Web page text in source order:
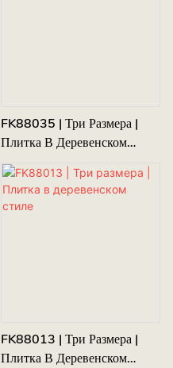
FK88035 | Три Размера |
Плитка В Деревенском
Стиле
FK88013 | Три Размера |
Плитка В Деревенском